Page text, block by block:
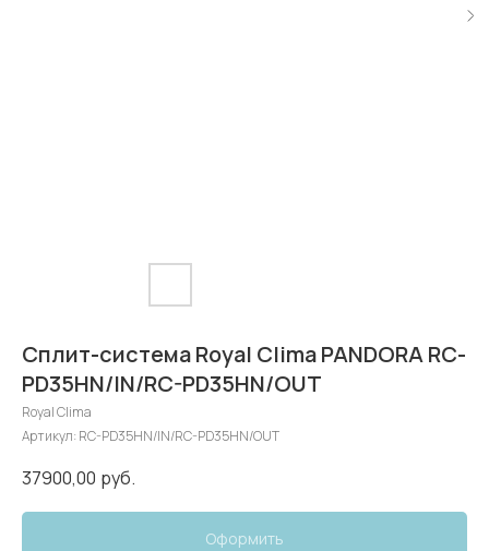
Сплит-система Royal Clima PANDORA RC-
PD35HN/IN/RC-PD35HN/OUT
Royal Clima
Артикул: RC-PD35HN/IN/RC-PD35HN/OUT
37900,00 руб.
Оформить